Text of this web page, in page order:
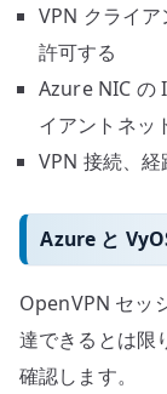
VPN クライ
許可する
Azure NIC の
イアントネッ
VPN 接続、
Azure と
OpenVPN セッ
達できるとは限
確認します。